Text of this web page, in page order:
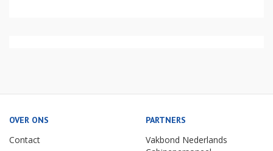
OVER ONS
Contact
PARTNERS
Vakbond Nederlands